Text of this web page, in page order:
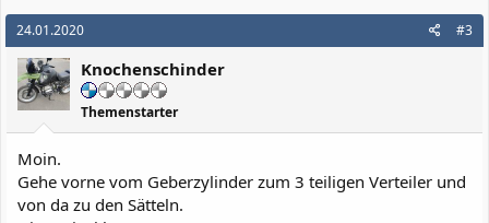
24.01.2020 #3
Knochenschinder
Themenstarter
Moin.
Gehe vorne vom Geberzylinder zum 3 teiligen Verteiler und
von da zu den Sätteln.